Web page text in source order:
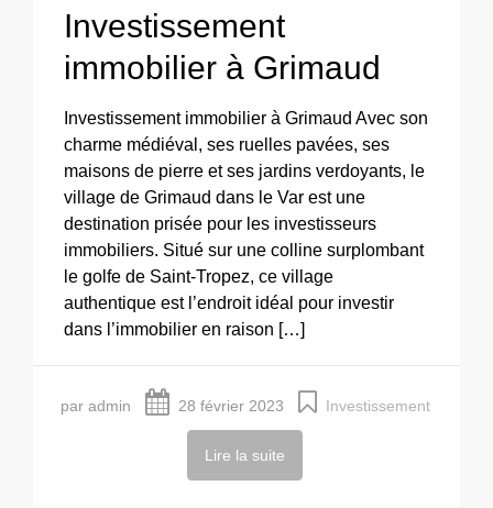
Investissement
immobilier à Grimaud
Investissement immobilier à Grimaud Avec son
charme médiéval, ses ruelles pavées, ses
maisons de pierre et ses jardins verdoyants, le
village de Grimaud dans le Var est une
destination prisée pour les investisseurs
immobiliers. Situé sur une colline surplombant
le golfe de Saint-Tropez, ce village
authentique est l’endroit idéal pour investir
dans l’immobilier en raison […]
par admin 28 février 2023 Investissement
Lire la suite